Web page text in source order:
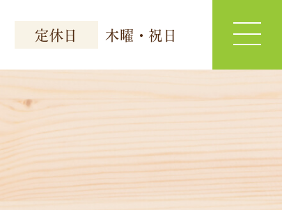
定休日 木曜・祝日